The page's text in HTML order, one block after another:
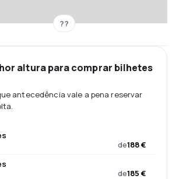
??
altura para comprar bilhetes
antecedência vale a pena reservar
de188 €
de185 €